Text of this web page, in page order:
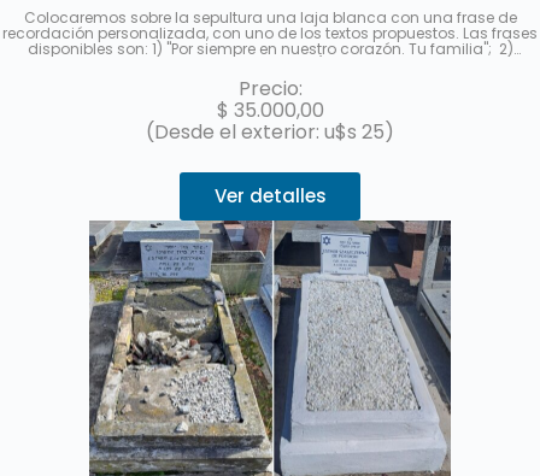
Colocaremos sobre la sepultura una laja blanca con una frase de
recordación personalizada, con uno de los textos propuestos. Las frases
disponibles son: 1) "Por siempre en nuestro corazón. Tu familia"; 2)
ejemplo. Te amaremos por siempre." y 4) "Tu familia te recuerda.".
Deberá indicar al contratar el servicio la frase seleccionada en la
sección "observaciones". Le enviaremos una foto a su e-mail cuando se
haya realizado.
Precio:
$ 35.000,00
(Desde el exterior: u$s 25)
Ver detalles